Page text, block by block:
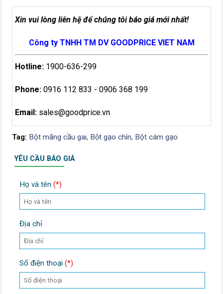
Xin vui lòng liên hệ để chúng tôi báo giá mới nhất!
Công ty TNHH TM DV GOODPRICE VIET NAM
Hotline: 1900-636-299
Phone: 0916 112 833 - 0906 368 199
Email: sales@goodprice.vn
Tag: Bột mãng cầu gai, Bột gạo chín, Bột cám gạo
YÊU CẦU BÁO GIÁ
Họ và tên (*)
Địa chỉ
Số điện thoại (*)